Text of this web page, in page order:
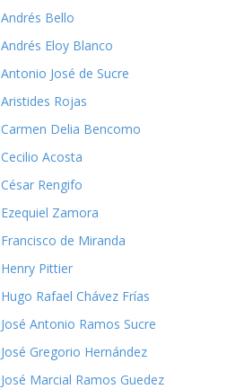
Andrés Bello
Andrés Eloy Blanco
Antonio José de Sucre
Aristides Rojas
Carmen Delia Bencomo
Cecilio Acosta
César Rengifo
Ezequiel Zamora
Francisco de Miranda
Henry Pittier
Hugo Rafael Chávez Frías
José Antonio Ramos Sucre
José Gregorio Hernández
José Marcial Ramos Guedez